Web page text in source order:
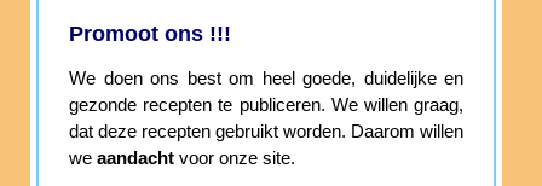
Promoot ons !!!
We doen ons best om heel goede, duidelijke en
gezonde recepten te publiceren. We willen graag,
dat deze recepten gebruikt worden. Daarom willen
we aandacht voor onze site.